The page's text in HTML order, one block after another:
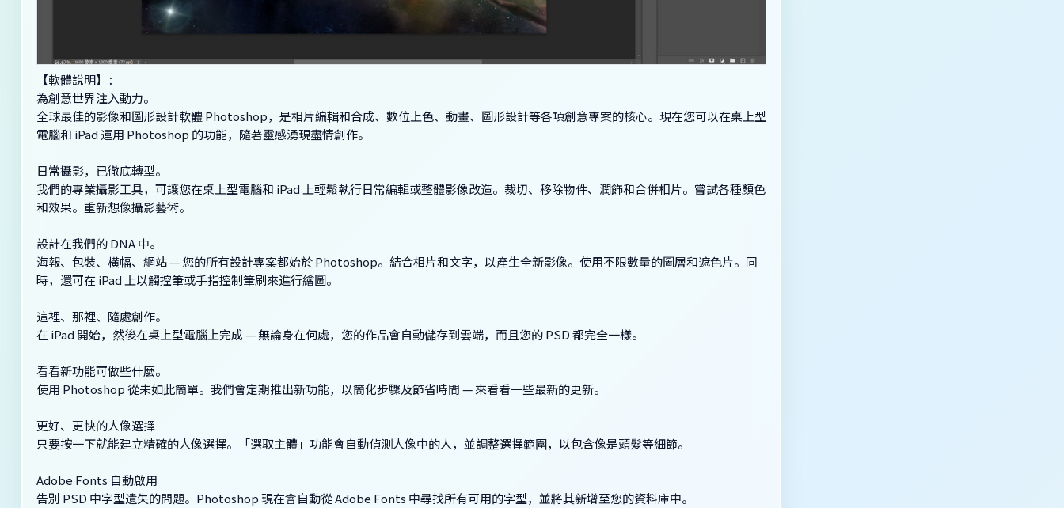
【軟體說明】：
為創意世界注入動力。
全球最佳的影像和圖形設計軟體 Photoshop，是相片編輯和合成、數位上色、動畫、圖形設計等各項創意專案的核心。現在您可以在桌上型
電腦和 iPad 運用 Photoshop 的功能，隨著靈感湧現盡情創作。
日常攝影，已徹底轉型。
我們的專業攝影工具，可讓您在桌上型電腦和 iPad 上輕鬆執行日常編輯或整體影像改造。裁切、移除物件、潤飾和合併相片。嘗試各種顏色
和效果。重新想像攝影藝術。
設計在我們的 DNA 中。
海報、包裝、橫幅、網站 — 您的所有設計專案都始於 Photoshop。結合相片和文字，以產生全新影像。使用不限數量的圖層和遮色片。同
時，還可在 iPad 上以觸控筆或手指控制筆刷來進行繪圖。
這裡、那裡、隨處創作。
在 iPad 開始，然後在桌上型電腦上完成 — 無論身在何處，您的作品會自動儲存到雲端，而且您的 PSD 都完全一樣。
看看新功能可做些什麼。
使用 Photoshop 從未如此簡單。我們會定期推出新功能，以簡化步驟及節省時間 — 來看看一些最新的更新。
更好、更快的人像選擇
只要按一下就能建立精確的人像選擇。「選取主體」功能會自動偵測人像中的人，並調整選擇範圍，以包含像是頭髮等細節。
Adobe Fonts 自動啟用
告別 PSD 中字型遺失的問題。Photoshop 現在會自動從 Adobe Fonts 中尋找所有可用的字型，並將其新增至您的資料庫中。